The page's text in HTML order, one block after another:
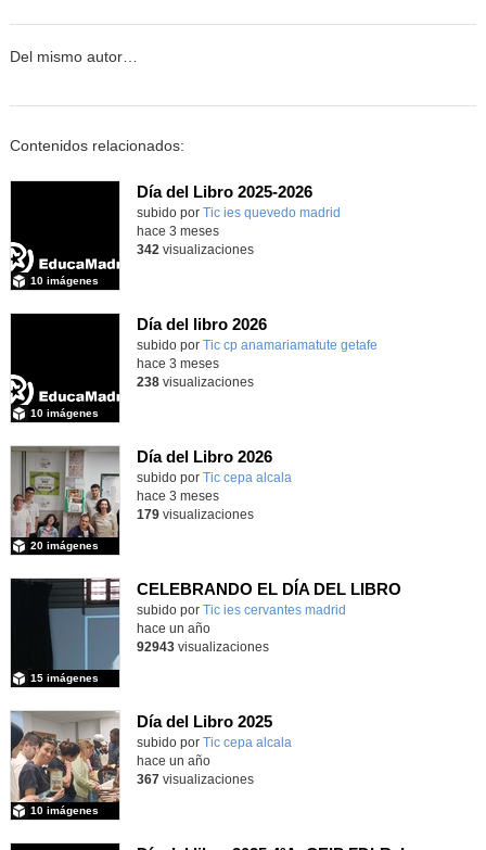
Del mismo autor…
Contenidos relacionados:
Día del Libro 2025-2026
subido por Tic ies quevedo madrid
10 imágenes
hace 3 meses
342 visualizaciones
Día del libro 2026
Contenido educativo.
subido por Tic cp anamariamatute getafe
10 imágenes
hace 3 meses
238visualizaciones
Día del Libro 2026
subido por Tic cepa alcala
20 imágenes
hace 3 meses
179visualizaciones
CELEBRANDO EL DÍA DEL LIBRO
subido por Tic ies cervantes madrid
15 imágenes
hace un año
92943visualizaciones
Día del Libro 2025
subido por Tic cepa alcala
10 imágenes
hace un año
367visualizaciones